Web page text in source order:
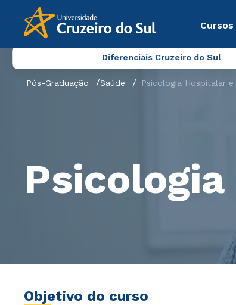
Cursos
Diferenciais Cruzeiro do Sul
Pós-Graduação Saúde Psicologia Hospitalar e
Objetivo do curso